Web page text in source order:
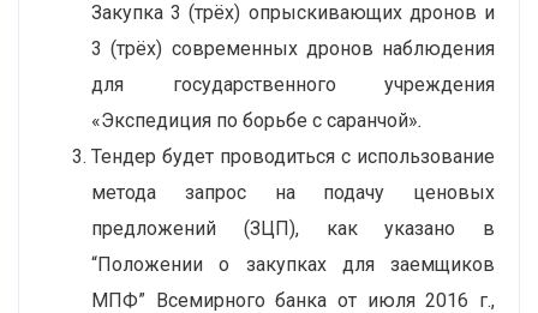
Закупка 3 (трёх) опрыскивающих дронов и
3 (трёх) современных дронов наблюдения
для государственного учреждения
«Экспедиция по борьбе с саранчой».
Тендер будет проводиться с использование
метода запрос на подачу ценовых
предложений (ЗЦП), как указано в
“Положении о закупках для заемщиков
МПФ” Всемирного банка от июля 2016 г.,